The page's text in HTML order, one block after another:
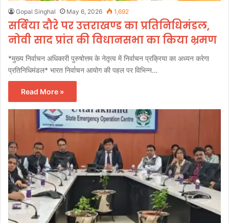
Gopal Singhal May 6, 2026 1,692
सर्बिया दौरे पर उत्तराखण्ड का प्रतिनिधिमंडल,
नोवी साद प्रांत की विधानसभा का किया भ्रमण
*मुख्य निर्वाचन अधिकारी पुरुषोत्तम के नेतृत्व में निर्वाचन प्रक्रिया का अध्यन करेगा
प्रतिनिधिमंडल* भारत निर्वाचन आयोग की पहल पर विभिन्न…
Read More »